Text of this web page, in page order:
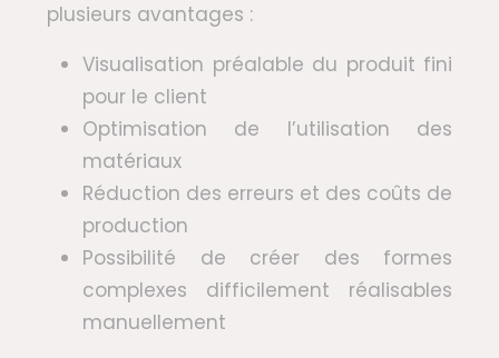
plusieurs avantages :
Visualisation préalable du produit fini
pour le client
Optimisation de l’utilisation des
matériaux
Réduction des erreurs et des coûts de
production
Possibilité de créer des formes
complexes difficilement réalisables
manuellement